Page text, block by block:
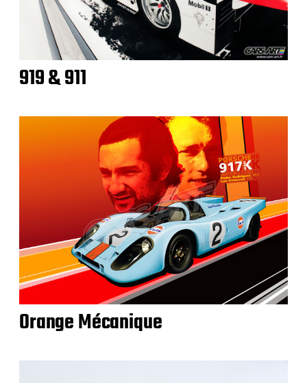
919 & 911
Orange Mécanique